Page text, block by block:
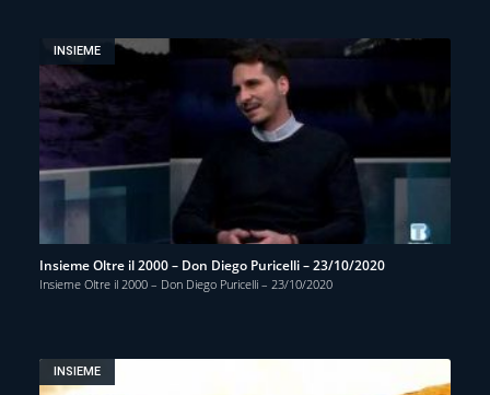
INSIEME
Insieme Oltre il 2000 – Don Diego Puricelli – 23/10/2020
Insieme Oltre il 2000 – Don Diego Puricelli – 23/10/2020
INSIEME